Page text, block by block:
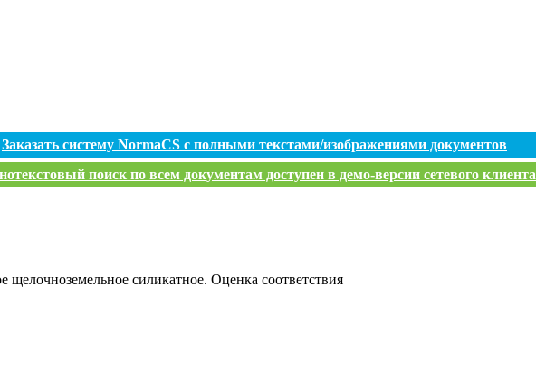
Заказать систему NormaCS с полными текстами/изображениями документов
поиск по всем документам доступен в демо-версии сетевого клиента
щелочноземельное силикатное. Оценка соответствия